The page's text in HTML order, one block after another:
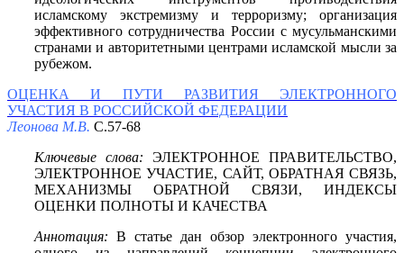
исламскому экстремизму и терроризму; организация
эффективного сотрудничества России с мусульманскими
странами и авторитетными центрами исламской мысли за
рубежом.
ОЦЕНКА И ПУТИ РАЗВИТИЯ ЭЛЕКТРОННОГО
УЧАСТИЯ В РОССИЙСКОЙ ФЕДЕРАЦИИ
Леонова М.В. С.57-68
Ключевые слова: ЭЛЕКТРОННОЕ ПРАВИТЕЛЬСТВО,
ЭЛЕКТРОННОЕ УЧАСТИЕ, САЙТ, ОБРАТНАЯ СВЯЗЬ,
МЕХАНИЗМЫ ОБРАТНОЙ СВЯЗИ, ИНДЕКСЫ
ОЦЕНКИ ПОЛНОТЫ И КАЧЕСТВА
Аннотация: В статье дан обзор электронного участия,